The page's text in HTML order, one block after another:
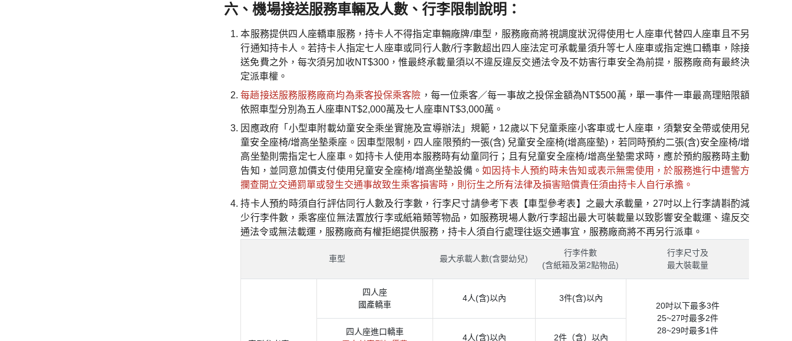
六、機場接送服務車輛及人數、行李限制說明：
本服務提供四人座轎車服務，持卡人不得指定車輛廠牌/車型，服務廠商將視調度狀況得使用七人座車代替四人座車且不另
行通知持卡人。若持卡人指定七人座車或同行人數/行李數超出四人座法定可承載量須升等七人座車或指定進口轎車，除接
送免費之外，每次須另加收NT$300，惟最終承載量須以不違反違反交通法令及不妨害行車安全為前提，服務廠商有最終決
定派車權。
每趟接送服務服務廠商均為乘客投保乘客險 ，每一位乘客／每一事故之投保金額為NT$500萬，單一事件一車最高理賠限額
依照車型分別為五人座車NT$2,000萬及七人座車NT$3,000萬。
因應政府「小型車附載幼童安全乘坐實施及宣導辦法」規範，12歲以下兒童乘座小客車或七人座車，須繫安全帶或使用兒
童安全座椅/增高坐墊乘座。因車型限制，四人座限預約一張(含) 兒童安全座椅(增高座墊)，若同時預約二張(含)安全座椅/增
高坐墊則需指定七人座車。如持卡人使用本服務時有幼童同行；且有兒童安全座椅/增高坐墊需求時，應於預約服務時主動
告知，並同意加價支付使用兒童安全座椅/增高坐墊設備。如因持卡人預約時未告知或表示無需使用，於服務進行中遭警方
攔查開立交通罰單或發生交通事故致生乘客損害時，則衍生之所有法律及損害賠償責任須由持卡人自行承擔。
持卡人預約時須自行評估同行人數及行李數，行李尺寸請參考下表【車型參考表】之最大承載量，27吋以上行李請斟酌減
少行李件數，乘客座位無法置放行李或紙箱類等物品，如服務現場人數/行李超出最大可裝載量以致影響安全載運、違反交
通法令或無法載運，服務廠商有權拒絕提供服務，持卡人須自行處理往返交通事宜，服務廠商將不再另行派車。
車型 最大承載人數(含嬰幼兒)
行李件數
(含紙箱及第2點物品)
行李尺寸及
最大裝載量
四人座
國產轎車
4人(含)以內
3件(含)以內
20吋以下最多3件
25~27吋最多2件
28~29吋最多1件
四人座進口轎車
4人(含)以內 2件（含）以內